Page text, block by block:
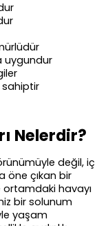
uygundur
sahiptir
Nelerdir?
değil, iç
öne çıkan bir
ortamdaki havayı
bir solunum
yaşam